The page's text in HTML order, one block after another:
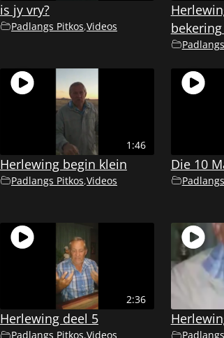
is jy vry?
Padlangs Pitkos,Videos
1:46
Herlewing begin klein
Padlangs Pitkos,Videos
Die 10
2:36
Herlewing deel 5
Padlangs Pitkos,Videos